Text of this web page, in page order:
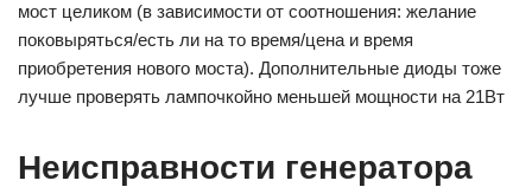
мост целиком (в зависимости от соотношения: желание
поковыряться/есть ли на то время/цена и время
приобретения нового моста). Дополнительные диоды тоже
лучше проверять лампочкойно меньшей мощности на 21Вт
Неисправности генератора